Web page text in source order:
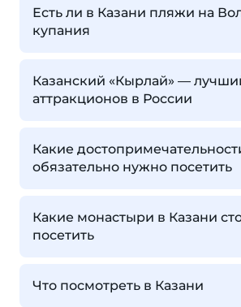
Есть ли в Казани пляжи на
купания
Казанский «Кырлай» —
аттракционов в России
Какие
обязательно нужно посетить
Какие монастыри в Казани
посетить
Что посмотреть в Казани